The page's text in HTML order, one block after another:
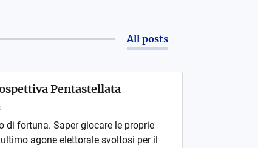
All posts
Pentastellata
di fortuna. Saper giocare le proprie
agone elettorale svoltosi per il